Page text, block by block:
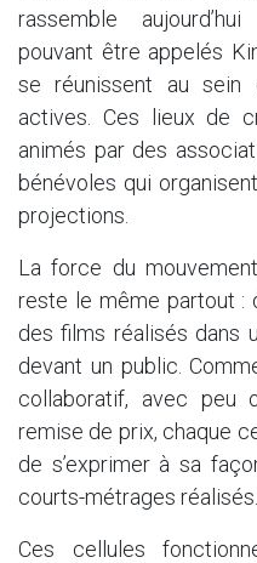
rassemble
pouvant être appelés
se réunissent au sein
actives. Ces lieux de
animés par des
bénévoles qui
projections.
La force du
reste le même partout :
des films réalisés dans
devant un public.
collaboratif, avec peu
remise de prix, chaque
de s’exprimer à sa
courts-métrages réalisés.
Ces cellules